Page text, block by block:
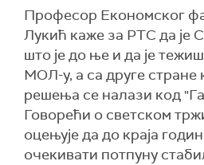
Професор Економског
Лукић каже за РТС да је
што је до ње и да је
МОЛ-у, а са друге стране
решења се налази код
Говорећи о светском
оцењује да до краја
очекивати потпуну